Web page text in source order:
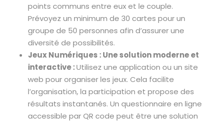
points communs entre eux et le couple.
Prévoyez un minimum de 30 cartes pour un
groupe de 50 personnes afin d’assurer une
diversité de possibilités.
Jeux Numériques : Une solution moderne et
interactive :Utilisez une application ou un site
web pour organiser les jeux. Cela facilite
l’organisation, la participation et propose des
résultats instantanés. Un questionnaire en ligne
accessible par QR code peut être une solution